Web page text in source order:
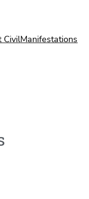
CivilManifestations